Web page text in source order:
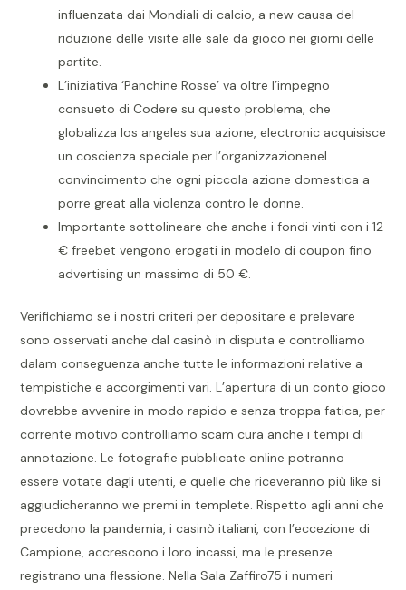
influenzata dai Mondiali di calcio, a new causa del
riduzione delle visite alle sale da gioco nei giorni delle
partite.
L’iniziativa ‘Panchine Rosse’ va oltre l’impegno
consueto di Codere su questo problema, che
globalizza los angeles sua azione, electronic acquisisce
un coscienza speciale per l’organizzazionenel
convincimento che ogni piccola azione domestica a
porre great alla violenza contro le donne.
Importante sottolineare che anche i fondi vinti con i 12
€ freebet vengono erogati in modelo di coupon fino
advertising un massimo di 50 €.
Verifichiamo se i nostri criteri per depositare e prelevare
sono osservati anche dal casinò in disputa e controlliamo
dalam conseguenza anche tutte le informazioni relative a
tempistiche e accorgimenti vari. L’apertura di un conto gioco
dovrebbe avvenire in modo rapido e senza troppa fatica, per
corrente motivo controlliamo scam cura anche i tempi di
annotazione. Le fotografie pubblicate online potranno
essere votate dagli utenti, e quelle che riceveranno più like si
aggiudicheranno we premi in templete. Rispetto agli anni che
precedono la pandemia, i casinò italiani, con l’eccezione di
Campione, accrescono i loro incassi, ma le presenze
registrano una flessione. Nella Sala Zaffiro75 i numeri